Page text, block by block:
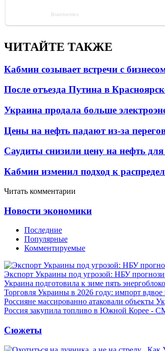
ЧИТАЙТЕ ТАКЖЕ
Кабмин созывает встречи с
После отъезда Путина в
Украина продала больше
Цены на нефть падают из-за
Саудиты снизили цену на нефть
Кабмин изменил подход к
Читать комментарии
Новости экономики
Последние
Популярные
Комментируемые
Экспорт Украины под угрозой: НБУ
Украина подготовила к зиме пять
Торговля Украины в 2026 году: импорт вдвое
Россияне массированно атаковали объекты
Россия закупила топливо в Южной Корее -
Сюжеты